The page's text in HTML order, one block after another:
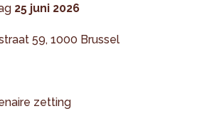
25 juni 2026
59, 1000 Brussel
zetting